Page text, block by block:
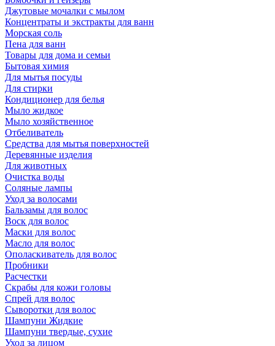
Джутовые мочалки с мылом
Концентраты и экстракты для ванн
Морская соль
Пена для ванн
Товары для дома и семьи
Бытовая химия
Для мытья посуды
Для стирки
Кондиционер для белья
Мыло жидкое
Мыло хозяйственное
Отбеливатель
Средства для мытья поверхностей
Деревянные изделия
Для животных
Очистка воды
Соляные лампы
Уход за волосами
Бальзамы для волос
Воск для волос
Маски для волос
Масло для волос
Ополаскиватель для волос
Пробники
Расчестки
Скрабы для кожи головы
Спрей для волос
Сыворотки для волос
Шампуни Жидкие
Шампуни твердые, сухие
Уход за лицом